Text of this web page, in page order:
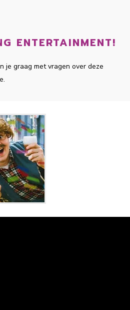
ENTERTAINMENT!
je graag met vragen over deze